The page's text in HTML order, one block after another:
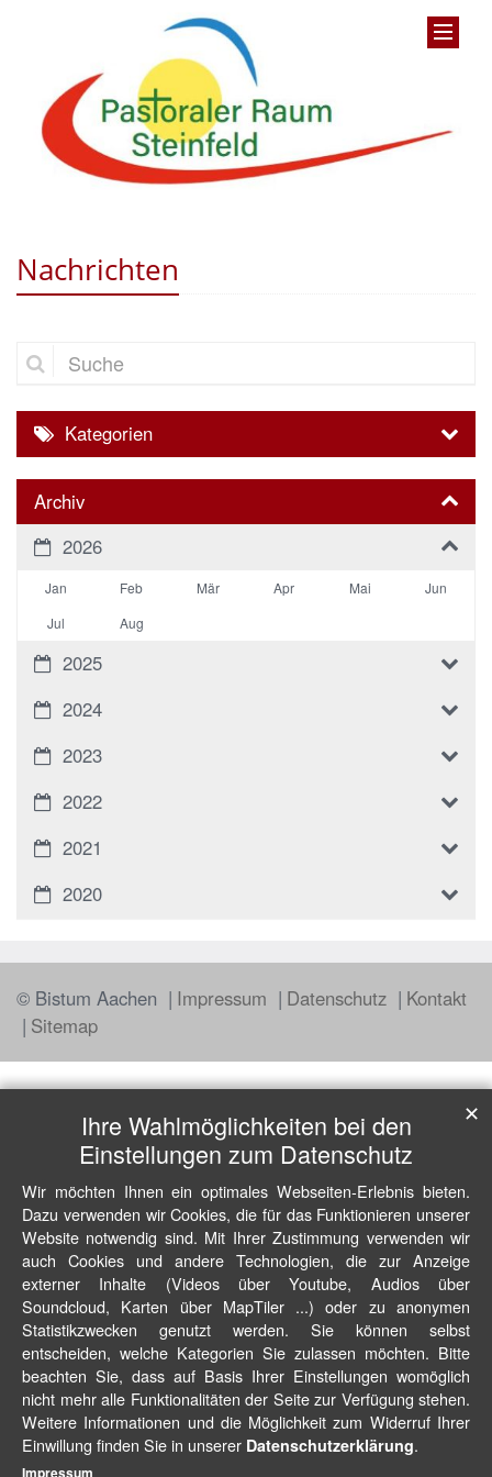
Nachrichten
Suche
Kategorien
Archiv
2026
Jan Feb Mär Apr Mai
Jun
Jul
Aug
2025
2024
2023
2022
2021
2020
© Bistum Aachen Impressum Datenschutz
Kontakt
Sitemap
Ihre Wahlmöglichkeiten bei den
Einstellungen zum Datenschutz
Wir möchten Ihnen ein optimales Webseiten-Erlebnis bieten.
Dazu verwenden wir Cookies, die für das Funktionieren unserer
Website notwendig sind. Mit Ihrer Zustimmung verwenden wir
auch Cookies und andere Technologien, die zur Anzeige
externer Inhalte (Videos über Youtube, Audios über
Soundcloud, Karten über MapTiler ...) oder zu anonymen
Statistikzwecken genutzt werden. Sie können selbst
entscheiden, welche Kategorien Sie zulassen möchten. Bitte
beachten Sie, dass auf Basis Ihrer Einstellungen womöglich
nicht mehr alle Funktionalitäten der Seite zur Verfügung stehen.
Weitere Informationen und die Möglichkeit zum Widerruf Ihrer
Einwillung finden Sie in unserer Datenschutzerklärung.
✕
Impressum